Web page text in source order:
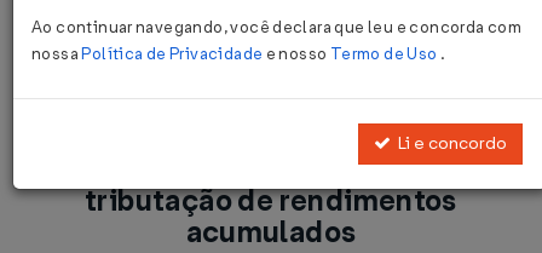
acumulados...
Voltar
IRRF: Receita altera norma sobre a
tributação de rendimentos
acumulados
Ao continuar navegando, você declara que leu e concorda com
nossaPolítica de Privacidade e nosso Termo de Uso .
Li e concordo